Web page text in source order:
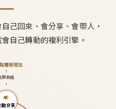
己回來、會分享、會帶人，
自己轉動的複利引擎。
動分享
↑
群熱絡
↑
著度增加